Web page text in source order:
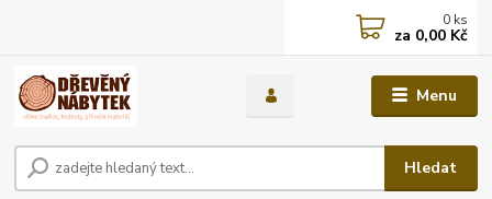
Menu
Hledat
0 ks
za 0,00 Kč